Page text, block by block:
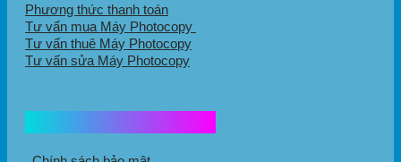
Phương thức thanh toán
Tư vấn mua Máy Photocopy
Tư vấn thuê Máy Photocopy
Tư vấn sửa Máy Photocopy